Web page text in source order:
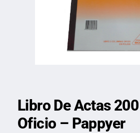
Libro De Actas
Oficio – Pappyer